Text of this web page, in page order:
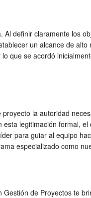
definir claramente los
un alcance de alto
que se acordó
la autoridad
legitimación formal,
para guiar al equipo
especializado como
de Proyectos te